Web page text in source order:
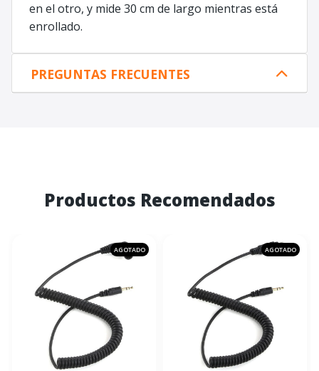
en el otro, y mide 30 cm de largo mientras está
enrollado.
PREGUNTAS FRECUENTES
Productos Recomendados
AGOTADO AGOTADO